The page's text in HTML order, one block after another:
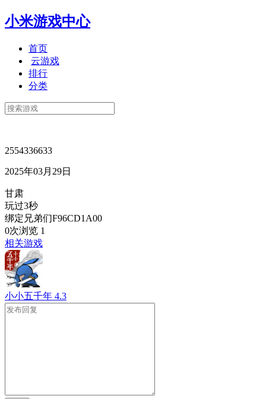
小米游戏中心
首页
云游戏
排行
分类
2554336633
2025年03月29日
甘肃
玩过3秒
绑定兄弟们F96CD1A00
0次浏览 1
相关游戏
小小五千年 4.3